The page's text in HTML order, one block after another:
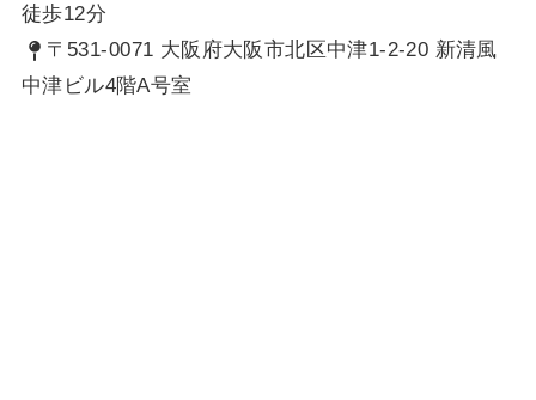
徒歩12分
〒531-0071 大阪府大阪市北区中津1-2-20 新清風
中津ビル4階A号室